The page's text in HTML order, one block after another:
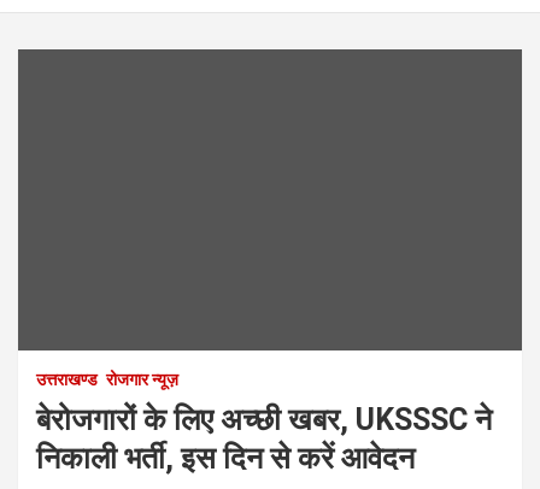
उत्तराखण्ड रोजगार न्यूज़
बेरोजगारों के लिए अच्छी खबर, UKSSSC ने
निकाली भर्ती, इस दिन से करें आवेदन